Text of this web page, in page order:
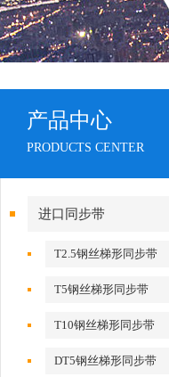
产品中心
PRODUCTS CENTER
进口同步带
T2.5钢丝梯形同步带
T5钢丝梯形同步带
T10钢丝梯形同步带
DT5钢丝梯形同步带